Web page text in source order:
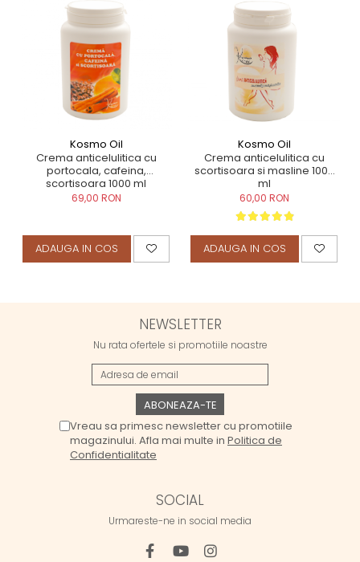
Kosmo Oil
Crema anticelulitica cu
portocala, cafeina,
scortisoara 1000 ml
69,00 RON
ADAUGA IN COS
Kosmo Oil
Crema anticelulitica cu
scortisoara si masline 1000
ml
60,00 RON
ADAUGA IN COS
NEWSLETTER
Nu rata ofertele si promotiile noastre
Vreau sa primesc newsletter cu promotiile
magazinului. Afla mai multe in Politica de
Confidentialitate
SOCIAL
Urmareste-ne in social media